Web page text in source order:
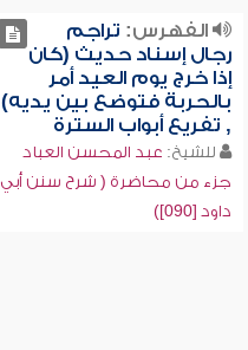
الفهرس: تراجم
رجال إسناد حديث (كان
إذا خرج يوم العيد أمر
بالحربة فتوضع بين يديه)
, تفريع أبواب السترة
للشيخ: عبد المحسن العباد
جزء من محاضرة ( شرح سنن أبي
داود [090])